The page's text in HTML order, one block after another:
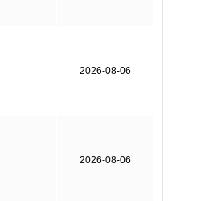
2026-08-06
2026-08-06